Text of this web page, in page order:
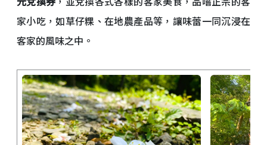
家小吃，如草仔粿、在地農產品等，讓味蕾一同沉浸在
客家的風味之中。